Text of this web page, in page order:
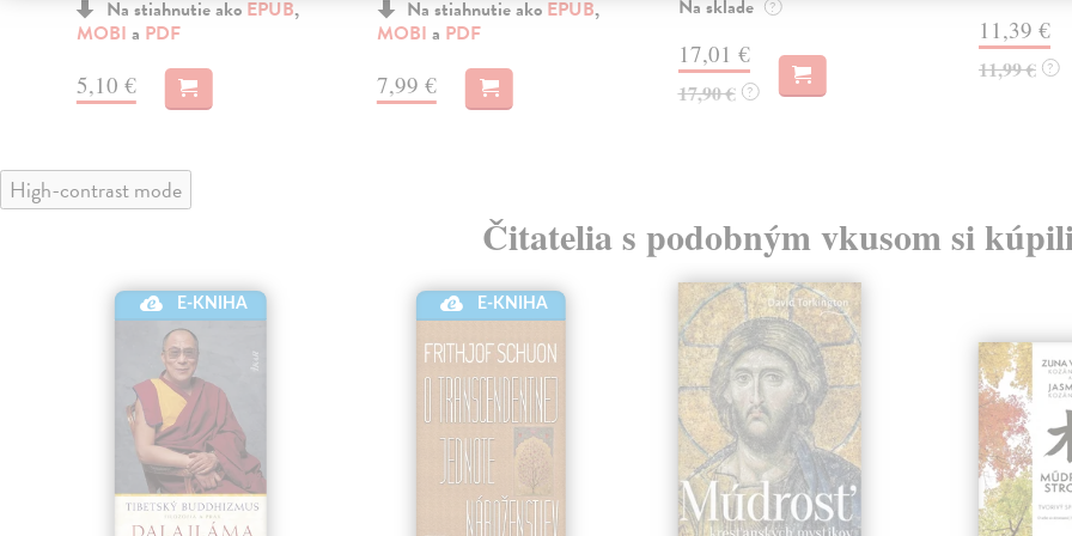
Na stiahnutie ako EPUB,
MOBI a PDF
5,10 €
Na stiahnutie ako EPUB,
MOBI a PDF
7,99 €
Na sklade ?
17,01 €
17,90 € ?
11,39 €
11,99 € ?
High-contrast mode
Čitatelia s podobným vkusom si
E-KNIHA E-KNIHA